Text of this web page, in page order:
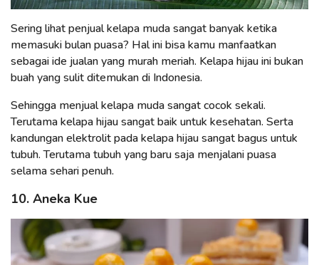
Sering lihat penjual kelapa muda sangat banyak ketika
memasuki bulan puasa? Hal ini bisa kamu manfaatkan
sebagai ide jualan yang murah meriah. Kelapa hijau ini bukan
buah yang sulit ditemukan di Indonesia.
Sehingga menjual kelapa muda sangat cocok sekali.
Terutama kelapa hijau sangat baik untuk kesehatan. Serta
kandungan elektrolit pada kelapa hijau sangat bagus untuk
tubuh. Terutama tubuh yang baru saja menjalani puasa
selama sehari penuh.
10. Aneka Kue